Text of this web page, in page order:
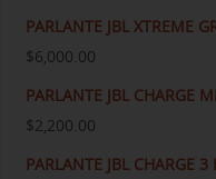
PARLANTE JBL XTREME
$6,000.00
PARLANTE JBL CHARGE
$2,200.00
PARLANTE JBL CHARGE